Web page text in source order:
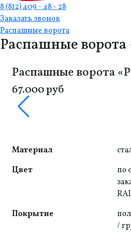
8 (812) 409 - 48 - 28
Заказать звонок
Распашные ворота
Распашные ворота
Распашные ворота
67.000 руб
Материал
Цвет
по
Покрытие
/